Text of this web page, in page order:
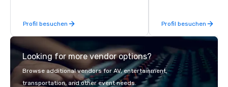
Profil besuchen
services for the
types: corporate,
event, and more! Vibralocity is based
in Portland, but can
your event is being held.
Profil besuchen
Looking for more vendor options?
Browse additional vendors for AV, entertainment,
transportation, and other event needs.